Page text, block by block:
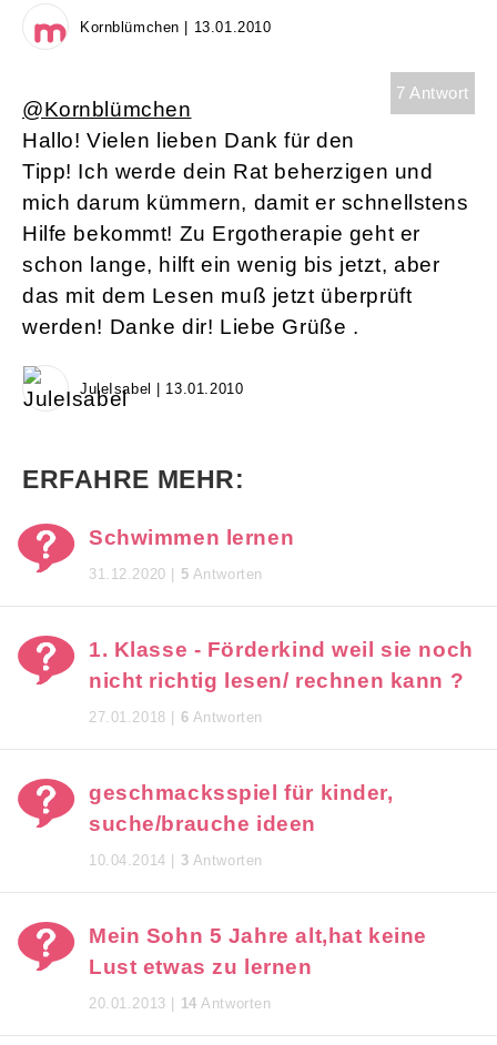
Kornblümchen | 13.01.2010
7 Antwort
@Kornblümchen
Hallo! Vielen lieben Dank für den
Tipp! Ich werde dein Rat beherzigen und
mich darum kümmern, damit er schnellstens
Hilfe bekommt! Zu Ergotherapie geht er
schon lange, hilft ein wenig bis jetzt, aber
das mit dem Lesen muß jetzt überprüft
werden! Danke dir! Liebe Grüße .
JuleIsabel | 13.01.2010
ERFAHRE MEHR:
Schwimmen lernen
31.12.2020 | 5 Antworten
1. Klasse - Förderkind weil sie noch
nicht richtig lesen/ rechnen kann ?
27.01.2018 | 6 Antworten
geschmacksspiel für kinder,
suche/brauche ideen
10.04.2014 | 3 Antworten
Mein Sohn 5 Jahre alt,hat keine
Lust etwas zu lernen
20.01.2013 | 14 Antworten